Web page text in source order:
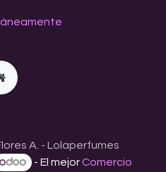
A. - Lolaperfumes
- El mejorComercio